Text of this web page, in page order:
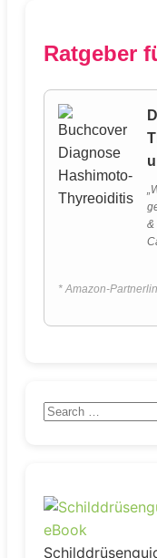
Ratgeber
&
* Amazon-